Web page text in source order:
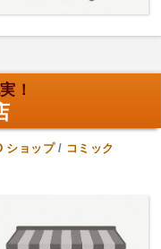
！
ショップ/ コミック